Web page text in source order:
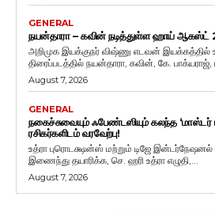
GENERAL
நயன்தாரா – கவின் நடித்துள்ள ஹாய் ஆகஸ்ட்
அறிமுக இயக்குநர் விஷ்ணு எடவன் இயக்கத்தில்
திரைப்படத்தில் நயன்தாரா, கவின், கே. பாக்யராஜ்,
August 7, 2026
GENERAL
நகைச்சுவையும் ஃபேண்டஸியும் கலந்த ‘மாஸ்டர்
ரசிகர்களிடம் வரவேற்பு!
உத்ரா புரொடக்ஷன்ஸ் மற்றும் டிஜே இன்டர்நேஷனல்
இணைந்து தயாரிக்க, செ. ஹரி உத்ரா எழுதி,...
August 7, 2026